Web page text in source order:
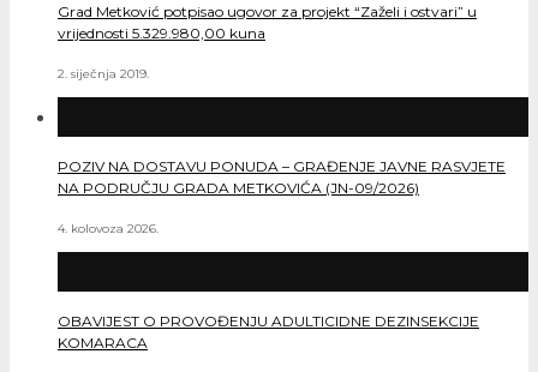
Grad Metković potpisao ugovor za projekt “Zaželi i ostvari” u
vrijednosti 5.329.980,00 kuna
2. siječnja 2019.
POZIV NA DOSTAVU PONUDA – GRAĐENJE JAVNE RASVJETE
NA PODRUČJU GRADA METKOVIĆA (JN-09/2026)
4. kolovoza 2026.
OBAVIJEST O PROVOĐENJU ADULTICIDNE DEZINSEKCIJE
KOMARACA